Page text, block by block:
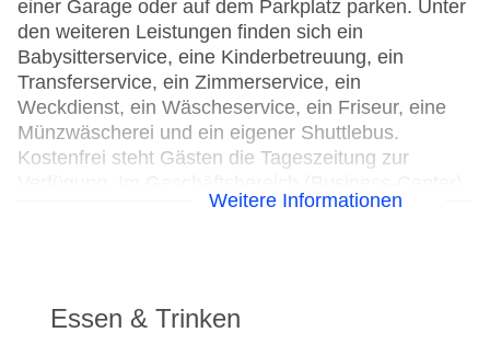
einer Garage oder auf dem Parkplatz parken. Unter
den weiteren Leistungen finden sich ein
Babysitterservice, eine Kinderbetreuung, ein
Transferservice, ein Zimmerservice, ein
Weckdienst, ein Wäscheservice, ein Friseur, eine
Münzwäscherei und ein eigener Shuttlebus.
Kostenfrei steht Gästen die Tageszeitung zur
sind Faxgerät und Projektor vorhanden.
Check-in von: 15:30:00
Check-out bis: 12:00:00
Weitere Informationen
Essen & Trinken